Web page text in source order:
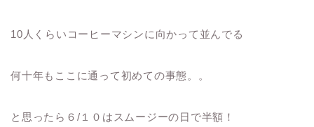
10人くらいコーヒーマシンに向かって並んでる
何十年もここに通って初めての事態。。
と思ったら６/１０はスムージーの日で半額！